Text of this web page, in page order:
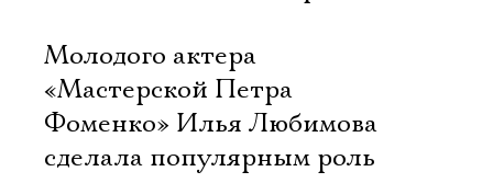
Молодого актера
«Мастерской Петра
Фоменко» Илья Любимова
сделала популярным роль